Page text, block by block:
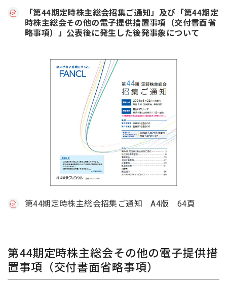
「第44期定時株主総会招集ご通知」及び「第44期定
時株主総会その他の電子提供措置事項（交付書面省
略事項）」公表後に発生した後発事象について
第44期定時株主総会招集ご通知 A4版 64頁
第44期定時株主総会その他の電子提供措
置事項（交付書面省略事項）